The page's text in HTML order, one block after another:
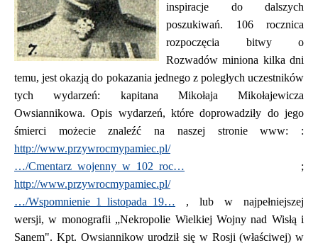
inspiracje do dalszych
poszukiwań. 106 rocznica
rozpoczęcia bitwy o
Rozwadów miniona kilka dni
temu, jest okazją do pokazania jednego z poległych uczestników
tych wydarzeń: kapitana Mikołaja Mikołajewicza
Owsiannikowa. Opis wydarzeń, które doprowadziły do jego
śmierci możecie znaleźć na naszej stronie www: :
http://www.przywrocmypamiec.pl/
…/Cmentarz_wojenny_w_102_roc… ;
http://www.przywrocmypamiec.pl/
…/Wspomnienie_1_listopada_19… , lub w najpełniejszej
wersji, w monografii „Nekropolie Wielkiej Wojny nad Wisłą i
Sanem". Kpt. Owsiannikow urodził się w Rosji (właściwej) w